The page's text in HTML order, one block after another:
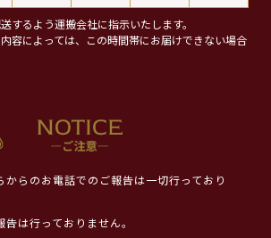
するよう運搬会社に指示いたします。
容によっては、この時間帯にお届けできない場合
からのお電話でのご報告は一切行っており
告は行っておりません。